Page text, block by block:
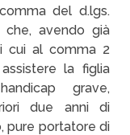
del d.lgs.
avendo già
cui al comma 2
la figlia
grave,
due anni di
pure portatore di